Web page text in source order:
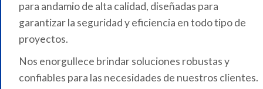
para andamio de alta calidad, diseñadas para
garantizar la seguridad y eficiencia en todo tipo de
proyectos.
Nos enorgullece brindar soluciones robustas y
confiables para las necesidades de nuestros clientes.